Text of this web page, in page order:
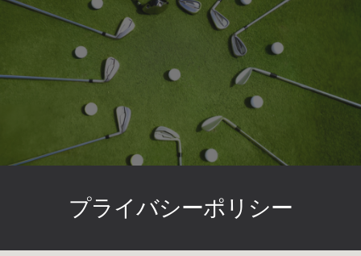
プライバシーポリシー